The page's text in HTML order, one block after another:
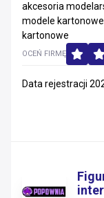
akcesoria
modele
kartonowe
OCEŃ FIRMĘ
Data rejestracji